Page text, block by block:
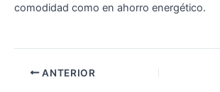
comodidad como en ahorro energético.
ANTERIOR